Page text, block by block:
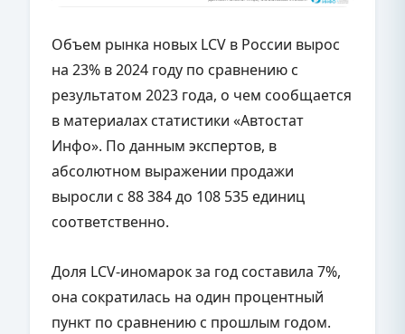
Объем рынка новых LCV в России вырос
на 23% в 2024 году по сравнению с
результатом 2023 года, о чем сообщается
в материалах статистики «Автостат
Инфо». По данным экспертов, в
абсолютном выражении продажи
выросли с 88 384 до 108 535 единиц
соответственно.
Доля LCV-иномарок за год составила 7%,
она сократилась на один процентный
пункт по сравнению с прошлым годом.